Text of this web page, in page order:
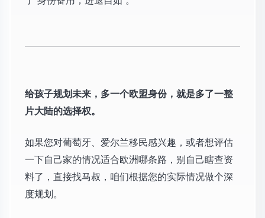
给孩子规划未来，多一个欧盟身份，就是多了一整
片大陆的选择权。
如果您对葡萄牙、爱尔兰移民感兴趣，或者想评估
一下自己家的情况适合欧洲哪条路，别自己瞎查资
料了，直接找马叔，咱们根据您的实际情况做个深
度规划。